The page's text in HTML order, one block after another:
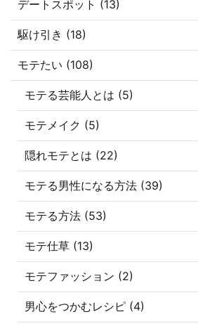
デートスポット (13)
駆け引き (18)
モテたい (108)
モテる芸能人とは (5)
モテメイク (5)
隠れモテとは (22)
モテる男性になる方法 (39)
モテる方法 (53)
モテ仕草 (13)
モテファッション (2)
男心をつかむレシピ (4)